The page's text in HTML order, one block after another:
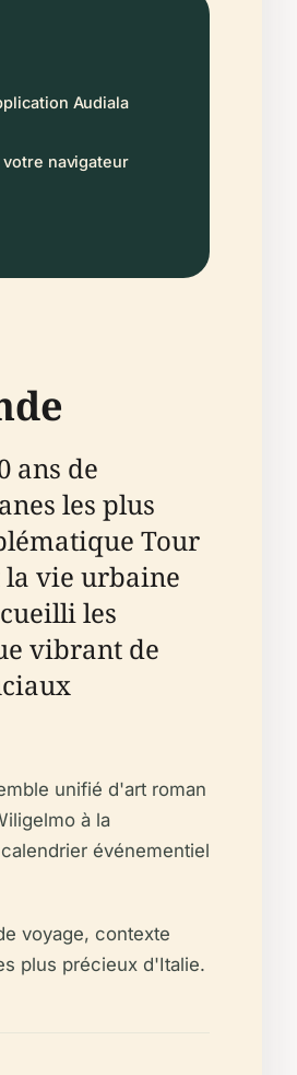
Audiala
navigateur
ans de
les plus
Tour
la vie urbaine
les
vibrant de
unifié d'art roman
à la
événementiel
voyage, contexte
plus précieux d'Italie.